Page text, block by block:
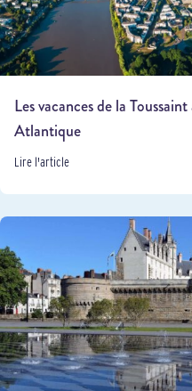
Les vacances de la
Atlantique
Lire l'article